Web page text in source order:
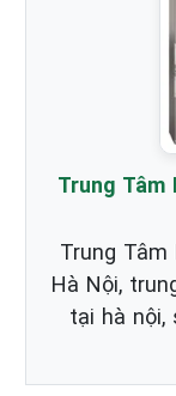
Trung Tâm
Trung Tâm
Hà Nội,
tại hà nội,